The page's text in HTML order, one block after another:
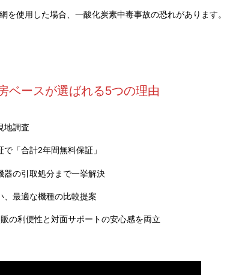
を使用した場合、一酸化炭素中毒事故の恐れがあります。
ベースが選ばれる5つの理由
地調査
「合計2年間無料保証」
器の引取処分まで一挙解決
、最適な機種の比較提案
の利便性と対面サポートの安心感を両立